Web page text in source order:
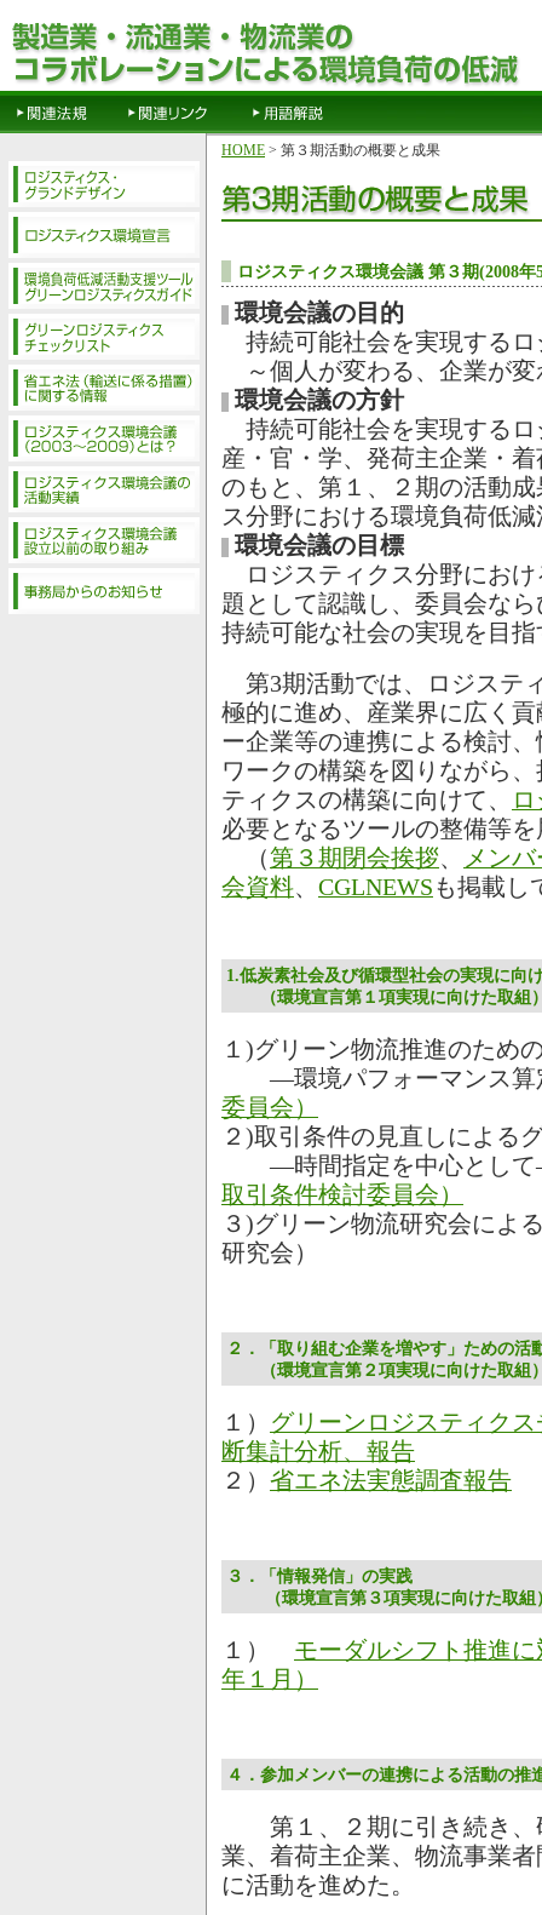
HOME > 第３期活動の概要と成果
ロジスティクス環境会議 第３期(2008
環境会議の目的
持続可能社会を実現するロ
～個人が変わる、企業が変
環境会議の方針
持続可能社会を実現するロ
産・官・学、発荷主企業・
のもと、第１、２期の活動
ス分野における環境負荷低
環境会議の目標
ロジスティクス分野におけ
題として認識し、委員会な
持続可能な社会の実現を目指
第3期活動では、ロジステ
極的に進め、産業界に広く
ー企業等の連携による検討
ワークの構築を図りながら
ティクスの構築に向けて、
必要となるツールの整備等
（第３期閉会挨拶、
メン
会資料、 CGLNEWSも掲載し
1.低炭素社会及び循環型社会の実現に向
（環境宣言第１項実現に向けた取組
１)グリーン物流推進のため
―環境パフォーマンス算
委員会）
２)取引条件の見直しによる
―時間指定を中心とし
取引条件検討委員会）
３)グリーン物流研究会によ
研究会）
２．「取り組む企業を増やす」ための活
（環境宣言第２項実現に向けた取組
１） グリーンロジスティク
断集計分析、報告
２） 省エネ法実態調査報告
３．「情報発信」の実践
（環境宣言第３項実現に向けた取組
１） モーダルシフト推進
年１月）
４．参加メンバーの連携による活動の推
第１、２期に引き続き、
業、着荷主企業、物流事業
に活動を進めた。